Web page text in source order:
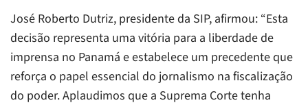
José Roberto Dutriz, presidente da SIP, afirmou: “Esta
decisão representa uma vitória para a liberdade de
imprensa no Panamá e estabelece um precedente que
reforça o papel essencial do jornalismo na fiscalização
do poder. Aplaudimos que a Suprema Corte tenha